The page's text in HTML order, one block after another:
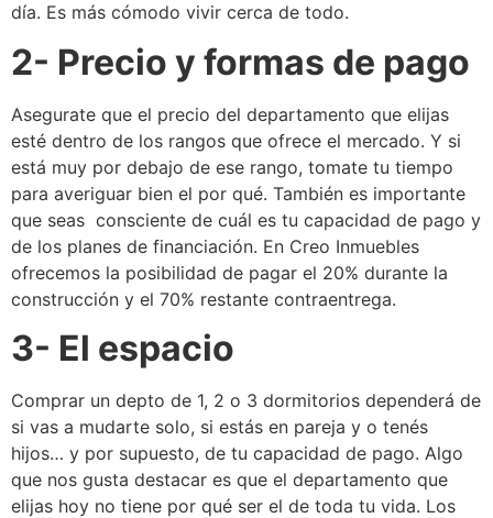
día. Es más cómodo vivir cerca de todo.
2- Precio y formas de pago
Asegurate que el precio del departamento que elijas
esté dentro de los rangos que ofrece el mercado. Y si
está muy por debajo de ese rango, tomate tu tiempo
para averiguar bien el por qué. También es importante
que seas consciente de cuál es tu capacidad de pago y
de los planes de financiación. En Creo Inmuebles
ofrecemos la posibilidad de pagar el 20% durante la
construcción y el 70% restante contraentrega.
3- El espacio
Comprar un depto de 1, 2 o 3 dormitorios dependerá de
si vas a mudarte solo, si estás en pareja y o tenés
hijos… y por supuesto, de tu capacidad de pago. Algo
que nos gusta destacar es que el departamento que
elijas hoy no tiene por qué ser el de toda tu vida. Los